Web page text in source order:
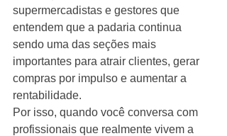
supermercadistas e gestores que
entendem que a padaria continua
sendo uma das seções mais
importantes para atrair clientes, gerar
compras por impulso e aumentar a
rentabilidade.
Por isso, quando você conversa com
profissionais que realmente vivem a